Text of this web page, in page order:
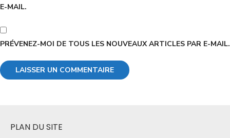
E-MAIL.
PRÉVENEZ-MOI DE TOUS LES NOUVEAUX ARTICLES PAR E-MAIL.
PLAN DU SITE